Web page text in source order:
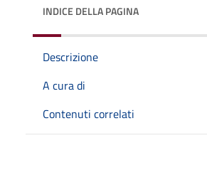
INDICE DELLA PAGINA
Descrizione
A cura di
Contenuti correlati